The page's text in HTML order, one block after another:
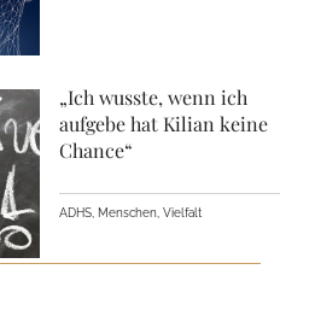
„Ich wusste, wenn ich
aufgebe hat Kilian keine
Chance“
ADHS, Menschen, Vielfalt